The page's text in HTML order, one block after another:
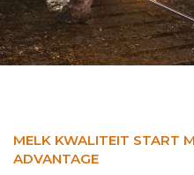
MELK KWALITEIT START
ADVANTAGE